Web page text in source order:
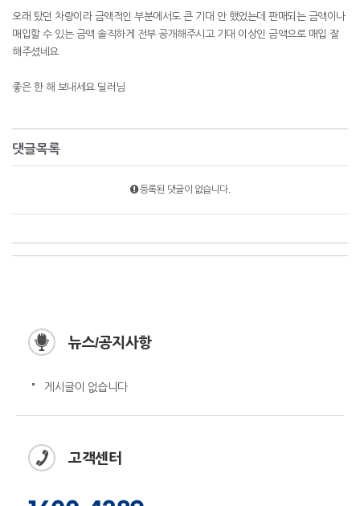
오래 탔던 차량이라 금액적인 부분에서도 큰 기대 안 했었는데 판매되는 금액이나
매입할 수 있는 금액 솔직하게 전부 공개해주시고 기대 이상인 금액으로 매입 잘
해주셨네요
좋은 한 해 보내세요 딜러님
댓글목록
등록된 댓글이 없습니다.
뉴스/공지사항
게시글이 없습니다
고객센터